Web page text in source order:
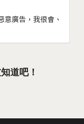
意廣告，我很會、
道吧！